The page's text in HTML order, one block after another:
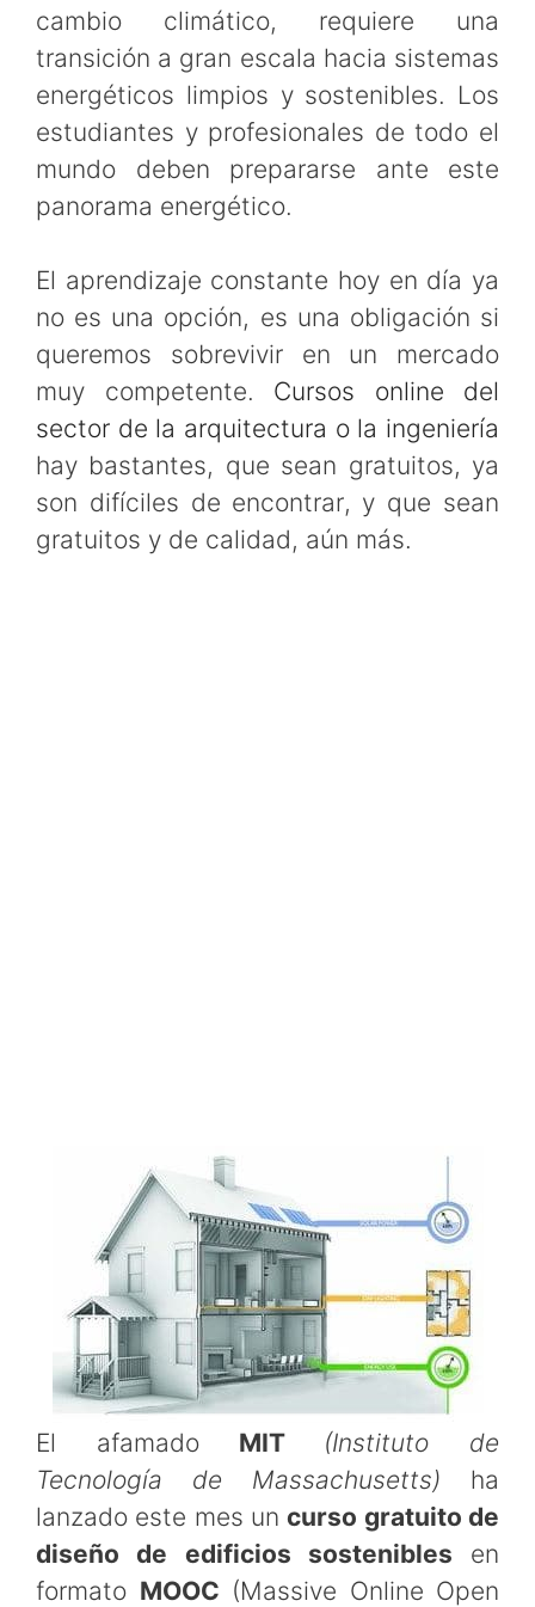
cambio climático, requiere una
transición a gran escala hacia sistemas
energéticos limpios y sostenibles. Los
estudiantes y profesionales de todo el
mundo deben prepararse ante este
panorama energético.
El aprendizaje constante hoy en día ya
no es una opción, es una obligación si
queremos sobrevivir en un mercado
muy competente. Cursos online del
sector de la arquitectura o la ingeniería
hay bastantes, que sean gratuitos, ya
son difíciles de encontrar, y que sean
gratuitos y de calidad, aún más.
El afamadoMIT (Instituto de
Tecnología de Massachusetts) ha
lanzado este mes uncurso gratuito de
diseño de edificios sostenibles en
formato MOOC (Massive Online Open